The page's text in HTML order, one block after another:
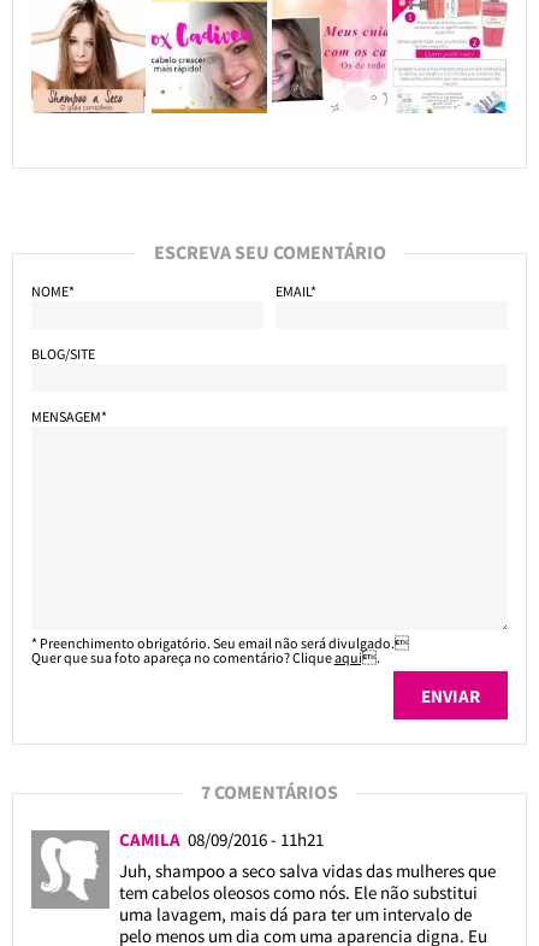
ESCREVA SEU COMENTÁRIO
NOME* EMAIL*
BLOG/SITE
MENSAGEM*
* Preenchimento obrigatório. Seu email não será divulgado.
Quer que sua foto apareça no comentário? Cliqueaqui.
7 COMENTÁRIOS
CAMILA 08/09/2016 - 11h21
Juh, shampoo a seco salva vidas das mulheres que
tem cabelos oleosos como nós. Ele não substitui
uma lavagem, mais dá para ter um intervalo de
pelo menos um dia com uma aparencia digna. Eu